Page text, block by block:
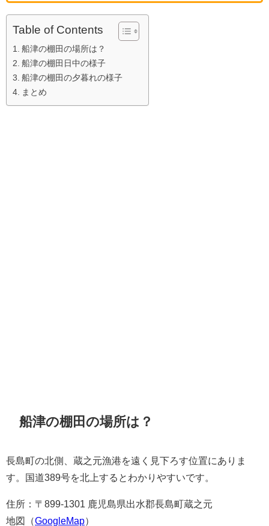
Table of Contents
船津の棚田の場所は？
船津の棚田日中の様子
船津の棚田の夕暮れの様子
まとめ
船津の棚田の場所は？
長島町の北側、蔵之元漁港を遠く見下ろす位置にありま
す。国道389号を北上するとわかりやすいです。
住所：〒899-1301 鹿児島県出水郡長島町蔵之元
地図（GoogleMap）